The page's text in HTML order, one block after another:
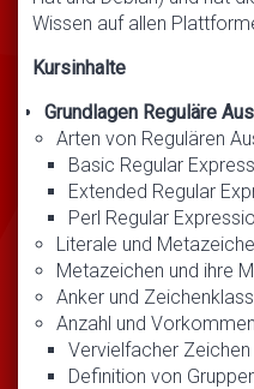
Wissen auf allen
Kursinhalte
Grundlagen Reguläre
Arten von Regulären
Basic Regular
Extended Regular
Perl Regular
Literale und
Metazeichen und ihre
Anker und
Anzahl und Vorkommen
Vervielfacher Zeichen
Definition von